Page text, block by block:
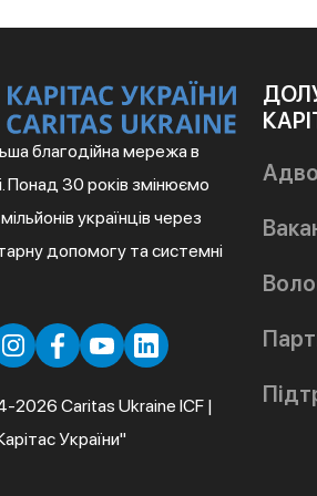
благодійна мережа в
Понад 30 років змінюємо
українців через
допомогу та системні
2026 Caritas Ukraine ICF |
України"